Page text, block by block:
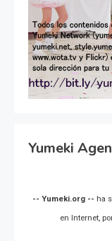
Yumeki
-- Yumeki.org -- ha
en Internet,